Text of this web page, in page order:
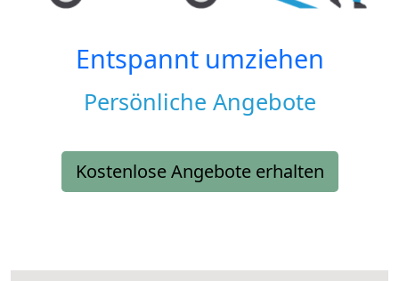
Entspannt umziehen
Persönliche Angebote
Kostenlose Angebote erhalten